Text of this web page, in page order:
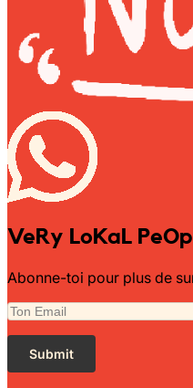
VeRy LoKaL
Abonne-toi pour plus de